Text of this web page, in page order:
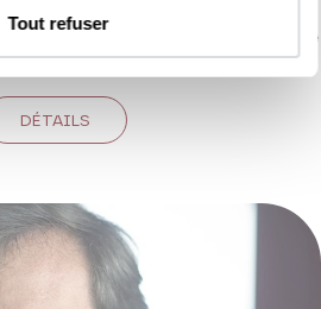
Tout refuser
technique, Seong-Jin Cho, rare en
un interprète sachant mêler sobriété
DÉTAILS